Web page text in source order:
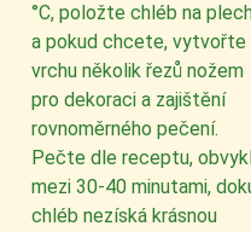
°C, položte chléb na
a pokud chcete, vytvořte
vrchu několik řezů nožem
pro dekoraci a zajištění
rovnoměrného pečení.
Pečte dle receptu,
mezi 30-40 minutami,
chléb nezíská krásnou